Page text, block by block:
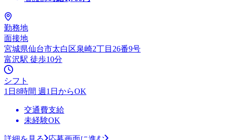
勤務地
面接地
宮城県仙台市太白区泉崎2丁目26番9号
富沢駅 徒歩10分
シフト
1日8時間 週1日からOK
交通費支給
未経験OK